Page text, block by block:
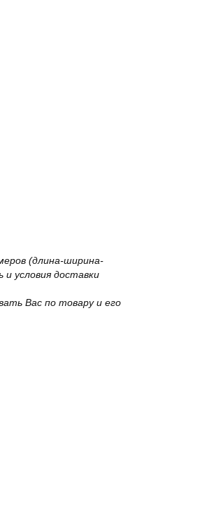
(длина-ширина-
условия доставки
Вас по товару и его